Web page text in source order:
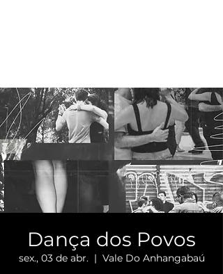
Dança dos Povos
sex., 03 de abr.
  |
Vale Do Anhangabaú